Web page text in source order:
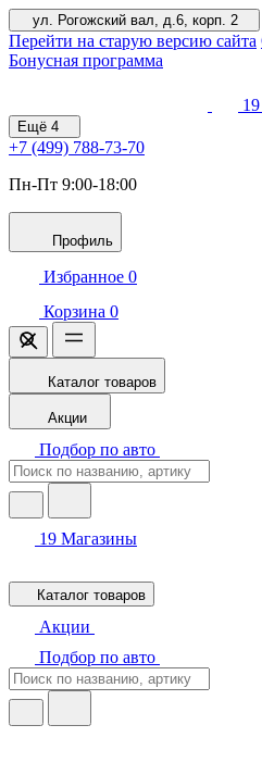
ул. Рогожский вал, д.6, корп. 2
Перейти на старую версию сайта
Бонусная программа
19
Ещё 4
+7 (499) 788-73-70
Пн-Пт 9:00-18:00
Профиль
Избранное 0
Корзина 0
Каталог товаров
Акции
Подбор по авто
19 Магазины
Каталог товаров
Акции
Подбор по авто